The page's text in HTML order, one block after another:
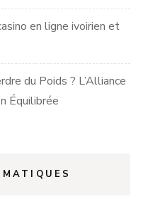
en ligne ivoirien et
du Poids ? L’Alliance
Équilibrée